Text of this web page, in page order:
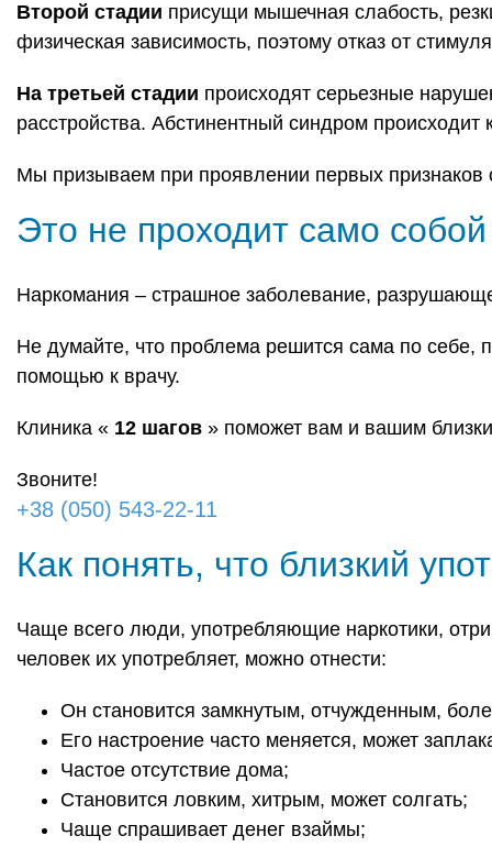
Второй стадии присущи мышечная слабость,
физическая зависимость, поэтому отказ от
На третьей стадии происходят серьезные
расстройства. Абстинентный синдром
Мы призываем при проявлении первых признаков
Это не проходит само собой
Наркомания – страшное заболевание,
Не думайте, что проблема решится сама по себе,
помощью к врачу.
Клиника « 12 шагов » поможет вам и вашим
Звоните!
+38 (050) 543-22-11
Как понять, что близкий
Чаще всего люди, употребляющие наркотики,
человек их употребляет, можно отнести:
Он становится замкнутым, отчужденным,
Его настроение часто меняется, может
Частое отсутствие дома;
Становится ловким, хитрым, может солгать;
Чаще спрашивает денег взаймы;